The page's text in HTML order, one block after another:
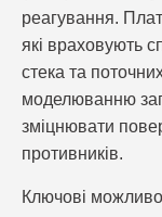
реагування.
які враховують
стека та
моделюванню
зміцнювати
противників.
Ключові